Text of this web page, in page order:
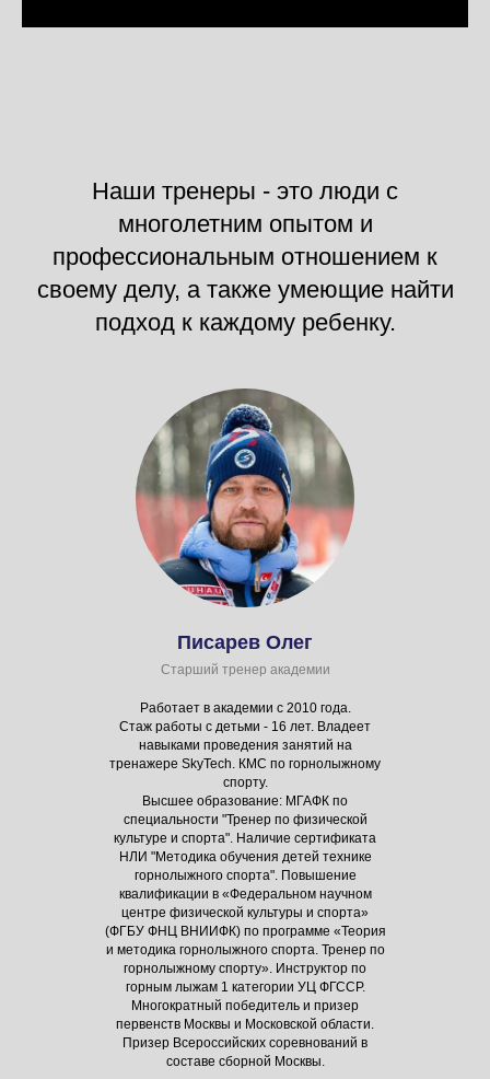
Наши тренеры - это люди с
многолетним опытом и
профессиональным отношением к
своему делу, а также умеющие найти
подход к каждому ребенку.
Писарев Олег
Старший тренер академии
Работает в академии с 2010 года.
Стаж работы с детьми - 16 лет. Владеет
навыками проведения занятий на
тренажере SkyTech. КМС по горнолыжному
спорту.
Высшее образование: МГАФК по
специальности "Тренер по физической
культуре и спорта". Наличие сертификата
НЛИ "Методика обучения детей технике
горнолыжного спорта". Повышение
квалификации в «Федеральном научном
центре физической культуры и спорта»
(ФГБУ ФНЦ ВНИИФК) по программе «Теория
и методика горнолыжного спорта. Тренер по
горнолыжному спорту». Инструктор по
горным лыжам 1 категории УЦ ФГССР.
Многократный победитель и призер
первенств Москвы и Московской области.
Призер Всероссийских соревнований в
составе сборной Москвы.